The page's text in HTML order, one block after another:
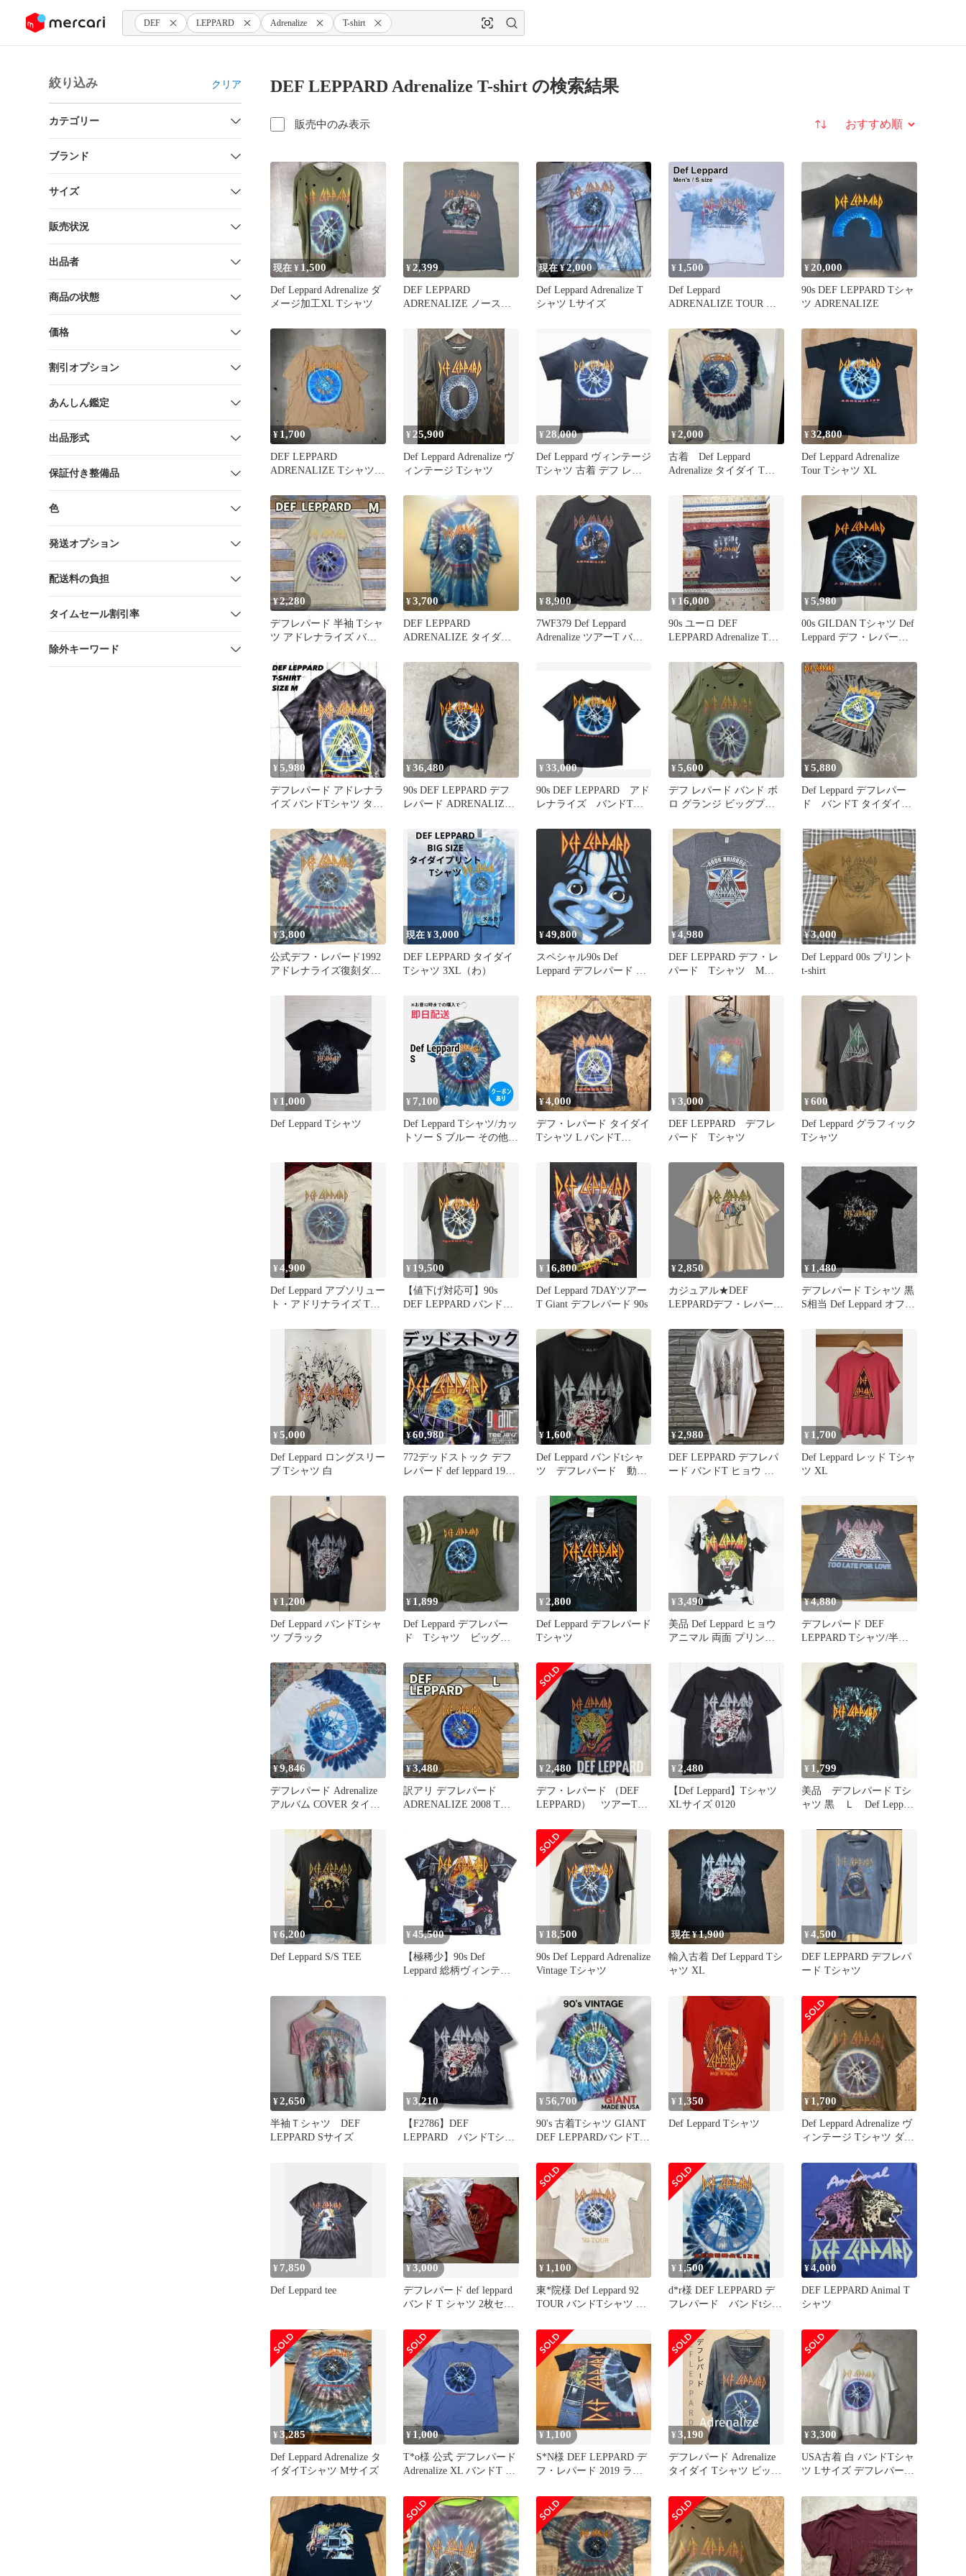
ツにスキップ DEF LEPPARD Adrenalize T-shirt
絞り込み クリア
カテゴリー
ブランド
サイズ
販売状況
出品者
商品の状態
価格
割引オプション
あんしん鑑定
出品形式
保証付き整備品
色
発送オプション
配送料の負担
タイムセール割引率
除外キーワード
DEF LEPPARD Adrenalize T-shirt の検索結果
販売中のみ表示 並び替え
現在 ¥ 1,500
Def Leppard Adrenalize ダ
メージ加工XL Tシャツ
¥2,399
DEF LEPPARD
ADRENALIZE ノースリ
現在 ¥2,000
Def Leppard Adrenalize T
シャツ Lサイズ
¥ 1,500
Def Leppard
ADRENALIZE TOUR タ
¥20,000
90s DEF LEPPARD Tシャ
ツ ADRENALIZE
¥ 1,700
DEF LEPPARD
ADRENALIZE Tシャツ
¥ 25,900
Def Leppard Adrenalize ヴ
ィンテージ Tシャツ
¥ 28,000
Def Leppard ヴィンテージ
Tシャツ 古着 デフ レパ
¥2,000
古着 Def Leppard
Adrenalize タイダイ Tシ
¥32,800
Def Leppard Adrenalize
Tour Tシャツ XL
¥2,280
デフレパード 半袖 Tシャ
ツ アドレナライズ バン
¥3,700
DEF LEPPARD
ADRENALIZE タイダイT
¥8,900
7WF379 Def Leppard
Adrenalize ツアーT バン
¥ 16,000
90s ユーロ DEF
LEPPARD Adrenalize Tシ
¥5,980
00s GILDAN Tシャツ Def
Leppard デフ・レパード
M表記
¥5,980
デフレパード アドレナラ
イズ バンドTシャツ タイ
¥36,480
90s DEF LEPPARD デフ
レパード ADRENALIZE
DAYS WEEKEND TOUR
GIANT BY TEE JAYS XL
vintage ヴィンテージ 古
¥33,000
90s DEF LEPPARD アド
レナライズ バンドT T
¥5,600
デフ レパード バンド ボ
ロ グランジ ビッグプリ
ツ
¥5,880
Def Leppard デフレパー
ド バンドT タイダイT
¥3,800
公式デフ・レパード1992
アドレナライズ復刻ダメ
現在 ¥3,000
DEF LEPPARD タイダイ
Tシャツ 3XL（わ）
¥49,800
スペシャル90s Def
Leppard デフレパード T
¥4,980
DEF LEPPARD デフ・レ
パード Tシャツ Mサ
¥3,000
Def Leppard 00s プリント
t-shirt
¥ 1,000
Def Leppard Tシャツ
¥ 7,100
Def Leppard Tシャツ/カッ
トソー S ブルー その他総
ドロゴ ミドル丈 半袖 ク
ルーネック(丸首) メンズ
¥4,000
デフ・レパード タイダイ
Tシャツ L バンドT
¥3,000
DEF LEPPARD デフレ
パード Tシャツ
¥600
Def Leppard グラフィック
Tシャツ
¥4,900
Def Leppard アブソリュー
ト・アドリナライズ Tシ
¥ 19,500
【値下げ対応可】90s
DEF LEPPARD バンドT
¥ 16,800
Def Leppard 7DAYツアー
T Giant デフレパード 90s
¥2,850
カジュアル★DEF
LEPPARDデフ・レパード
T/Y2K
¥ 1,480
デフレパード Tシャツ 黒
S相当 Def Leppard オフィ
¥5,000
Def Leppard ロングスリー
ブ Tシャツ 白
¥60,980
772デッドストック デフ
レパード def leppard 1992
¥ 1,600
Def Leppard バンドtシャ
ツ デフレパード 動
¥2,980
DEF LEPPARD デフレパ
ード バンドT ヒョウ ア
¥ 1,700
Def Leppard レッド Tシャ
ツ XL
¥ 1,200
Def Leppard バンドTシャ
ツ ブラック
¥ 1,899
Def Leppard デフレパー
ド Tシャツ ビッグロ
¥ 2,800
Def Leppard デフレパード
Tシャツ
¥3,490
美品 Def Leppard ヒョウ
アニマル 両面 プリント
¥4,880
デフレパード DEF
LEPPARD Tシャツ/半袖
¥9,846
デフレパード Adrenalize
アルバム COVER タイダ
¥3,480
訳アリ デフレパード
ADRENALIZE 2008 Tシ
¥2,480
デフ・レパード （DEF
LEPPARD） ツアーTシ
¥2,480
【Def Leppard】Tシャツ
XLサイズ 0120
¥ 1,799
美品 デフレパード Tシ
ャツ 黒 Ｌ Def Leppard
¥6,200
Def Leppard S/S TEE
¥ 45,500
【極稀少】90s Def
Leppard 総柄ヴィンテー
¥ 18,500
90s Def Leppard Adrenalize
Vintage Tシャツ
現在 ¥1,900
輸入古着 Def Leppard Tシ
ャツ XL
¥4,500
DEF LEPPARD デフレパ
ード Tシャツ
¥2,650
半袖Ｔシャツ DEF
LEPPARD Sサイズ
¥ 3,210
【F2786】DEF
LEPPARD バンドTシャ
¥ 56,700
90's 古着Tシャツ GIANT
DEF LEPPARDバンドTタ
¥ 1,350
Def Leppard Tシャツ
¥1,700
Def Leppard Adrenalize ヴ
ィンテージ Tシャツ ダメ
¥ 7,850
Def Leppard tee
¥3,000
デフレパード def leppard
バンド T シャツ 2枚セッ
¥ 1,100
東*院様 Def Leppard 92
TOUR バンドTシャツ ホ
¥ 1,500
d*r様 DEF LEPPARD デ
フレパード バンドtシャ
¥4,000
DEF LEPPARD Animal T
シャツ
¥3,285
Def Leppard Adrenalize タ
イダイTシャツ Mサイズ
¥ 1,000
T*o様 公式 デフレパード
Adrenalize XL バンドT 半
¥ 1,100
S*N様 DEF LEPPARD デ
フ・レパード 2019 ライ
¥3,190
デフレパード Adrenalize
タイダイ Tシャツ ビッグ
¥3,300
USA古着 白 バンドTシャ
ツ Lサイズ デフレパード